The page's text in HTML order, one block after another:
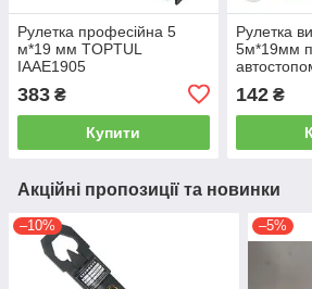
Рулетка професійна 5
м*19 мм TOPTUL
IAAE1905
383 ₴
Купити
Рулетка
5м*19мм
0519
142₴
Акційні пропозиції та новинки
–10% –5%